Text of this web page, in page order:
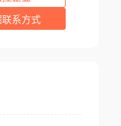
联系方式